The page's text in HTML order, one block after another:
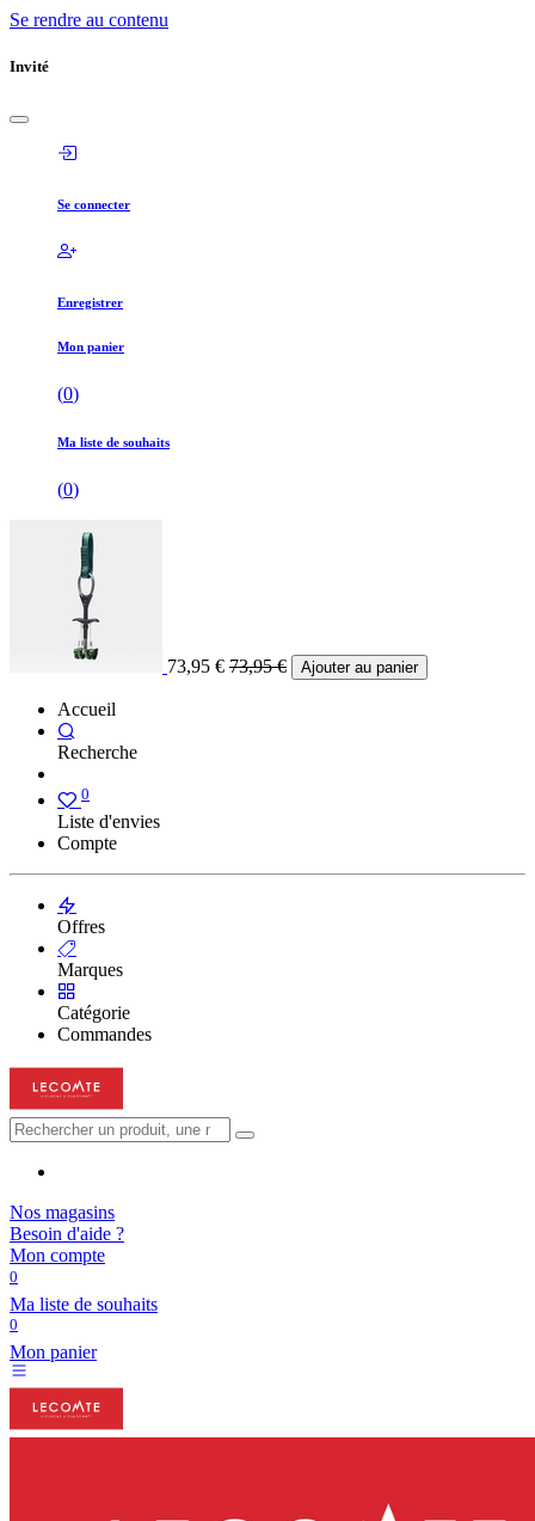
Se rendre au contenu
Invité
Se connecter
Enregistrer
Mon panier
(0)
Ma liste de souhaits
(0)
73,95 € 73,95€ Ajouter au panier
Accueil
Recherche
0
Liste d'envies
Compte
Offres
Marques
Catégorie
Commandes
Nos magasins
Besoin d'aide ?
Mon compte
0
Ma liste de souhaits
0
Mon panier